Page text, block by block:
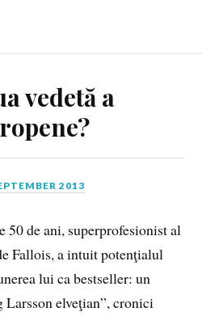
vedetă a
2013
50 de ani, superprofesionist al
Fallois, a intuit potenţialul
lui ca bestseller: un
Larsson elveţian”, cronici